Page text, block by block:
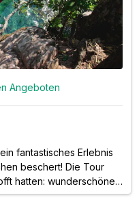
Angeboten
fantastisches Erlebnis
beschert! Die Tour
hatten: wunderschöne
zum Springen und